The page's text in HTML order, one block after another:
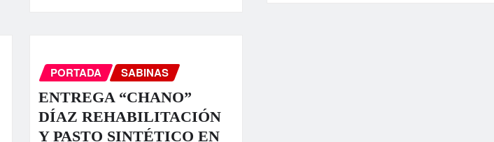
PORTADA SABINAS
ENTREGA “CHANO”
DÍAZ REHABILITACIÓN
Y PASTO SINTÉTICO EN